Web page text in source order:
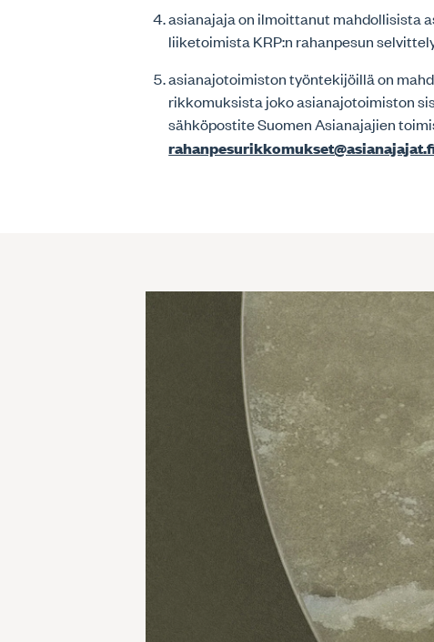
asianajaja on ilmoittanut mahdollisista
liiketoimista KRP:n rahanpesun
asianajotoimiston työntekijöillä on
rikkomuksista joko asianajotoimiston
sähköpostite Suomen Asianajajien